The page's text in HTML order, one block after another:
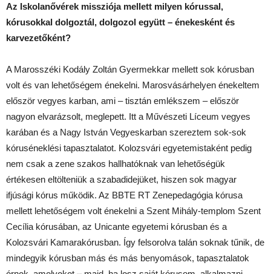
Az Iskolanővérek missziója mellett milyen kórussal,
kórusokkal dolgoztál, dolgozol együtt – énekesként és
karvezetőként?
A Marosszéki Kodály Zoltán Gyermekkar mellett sok kórusban
volt és van lehetőségem énekelni. Marosvásárhelyen énekeltem
először vegyes karban, ami – tisztán emlékszem – először
nagyon elvarázsolt, meglepett. Itt a Művészeti Líceum vegyes
karában és a Nagy István Vegyeskarban szereztem sok-sok
kóruséneklési tapasztalatot. Kolozsvári egyetemistaként pedig
nem csak a zene szakos hallhatóknak van lehetőségük
értékesen eltölteniük a szabadidejüket, hiszen sok magyar
ifjúsági kórus működik. Az BBTE RT Zenepedagógia kórusa
mellett lehetőségem volt énekelni a Szent Mihály-templom Szent
Cecília kórusában, az Unicante egyetemi kórusban és a
Kolozsvári Kamarakórusban. Így felsorolva talán soknak tűnik, de
mindegyik kórusban más és más benyomások, tapasztalatok